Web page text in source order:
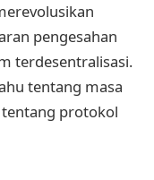
pengesahan
terdesentralisasi.
tentang masa
protokol